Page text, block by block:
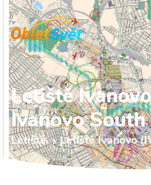
Letiště
Ivanovo
Letiště Letiště Ivanovo